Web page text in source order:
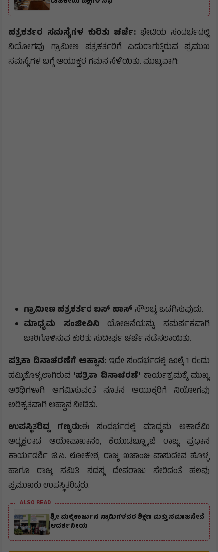
ಪತ್ರಕರ್ತರ ಸಮಸ್ಯೆಗಳ ಕುರಿತು ಚರ್ಚೆ: ಭೇಟಿಯ ಸಂದರ್ಭದಲ್ಲಿ
ನಿಯೋಗವು ಗ್ರಾಮೀಣ ಪತ್ರಕರ್ತರಿಗೆ ಎದುರಾಗುತ್ತಿರುವ ಪ್ರಮುಖ
ಸಮಸ್ಯೆಗಳ ಬಗ್ಗೆ ಆಯುಕ್ತರ ಗಮನ ಸೆಳೆಯಿತು. ಮುಖ್ಯವಾಗಿ:
ಗ್ರಾಮೀಣ ಪತ್ರಕರ್ತರ ಬಸ್ ಪಾಸ್ ಸೌಲಭ್ಯ ಒದಗಿಸುವುದು.
ಮಾಧ್ಯಮ ಸಂಜೀವಿನಿಯೋಜನೆಯನ್ನು ಸಮರ್ಪಕವಾಗಿ
ಜಾರಿಗೊಳಿಸುವ ಕುರಿತು ಸುದೀರ್ಘ ಚರ್ಚೆ ನಡೆಸಲಾಯಿತು.
ಪತ್ರಿಕಾ ದಿನಾಚರಣೆಗೆ ಆಹ್ವಾನ: ಇದೇ ಸಂದರ್ಭದಲ್ಲಿ ಜುಲೈ 1 ರಂದು
ಹಮ್ಮಿಕೊಳ್ಳಲಾಗಿರುವ 'ಪತ್ರಿಕಾ ದಿನಾಚರಣೆ'ಕಾರ್ಯಕ್ರಮಕ್ಕೆ ಮುಖ್ಯ
ಅತಿಥಿಗಳಾಗಿ ಆಗಮಿಸುವಂತೆ ನೂತನ ಆಯುಕ್ತರಿಗೆ ನಿಯೋಗವು
ಅಧಿಕೃತವಾಗಿ ಆಹ್ವಾನ ನೀಡಿತು.
ಉಪಸ್ಥಿತರಿದ್ದ ಗಣ್ಯರು:ಈ ಸಂದರ್ಭದಲ್ಲಿ ಮಾಧ್ಯಮ ಅಕಾಡೆಮಿ
ಅಧ್ಯಕ್ಷರಾದ ಆಯೇಷಾಖಾನಂ, ಕೆಯುಡಬ್ಲ್ಯೂಜೆ ರಾಜ್ಯ ಪ್ರಧಾನ
ಕಾರ್ಯದರ್ಶಿ ಜಿ.ಸಿ. ಲೋಕೇಶ, ರಾಜ್ಯ ಖಜಾಂಚಿ ವಾಸುದೇವ ಹೊಳ್ಳ
ಹಾಗೂ ರಾಜ್ಯ ಸಮಿತಿ ಸದಸ್ಯ ದೇವರಾಜು ಸೇರಿದಂತೆ ಹಲವು
ಪ್ರಮುಖರು ಉಪಸ್ಥಿತರಿದ್ದರು.
ALSO READ
ಶ್ರೀ ಮಲ್ಲಿಕಾರ್ಜುನ ಸ್ವಾಮಿಗಳವರ ಶಿಕ್ಷಣ ಮತ್ತು ಸಮಾಜಸೇವೆ
ಆದರ್ಶನೀಯ